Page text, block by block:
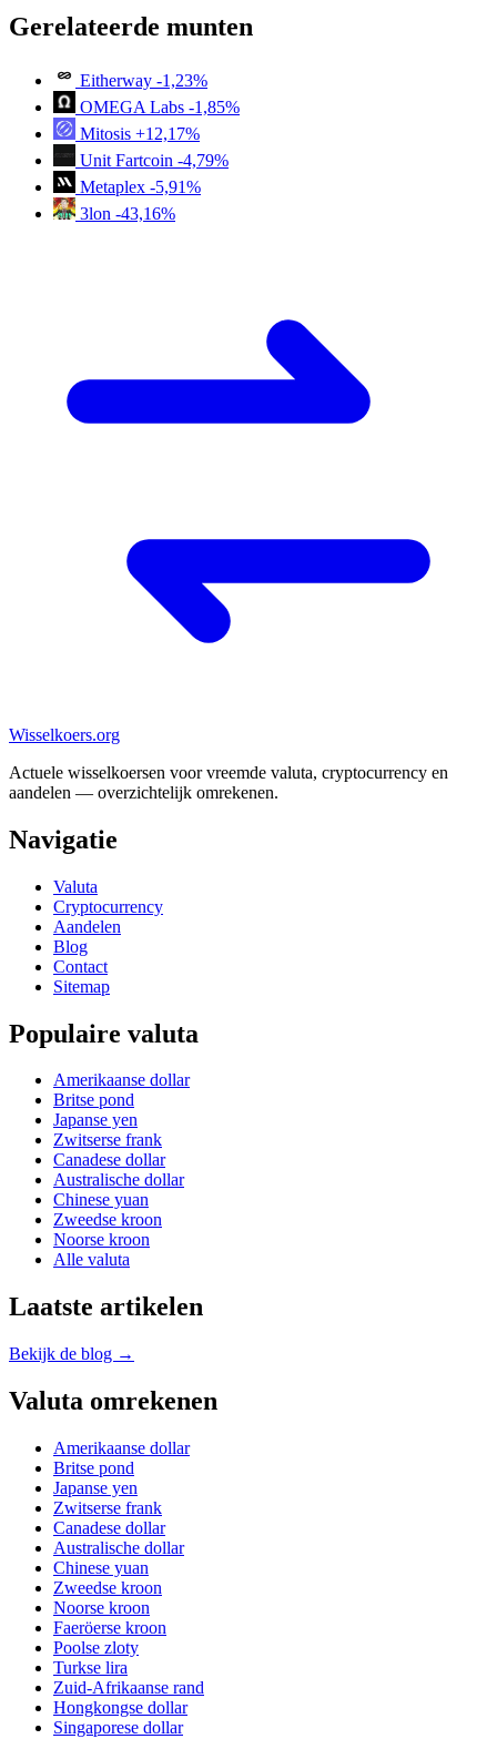
Gerelateerde munten
Eitherway -1,23%
OMEGA Labs -1,85%
Mitosis +12,17%
Unit Fartcoin -4,79%
Metaplex -5,91%
3lon -43,16%
Wisselkoers.org
Actuele wisselkoersen voor vreemde valuta, cryptocurrency en
aandelen — overzichtelijk omrekenen.
Navigatie
Valuta
Cryptocurrency
Aandelen
Blog
Contact
Sitemap
Populaire valuta
Amerikaanse dollar
Britse pond
Japanse yen
Zwitserse frank
Canadese dollar
Australische dollar
Chinese yuan
Zweedse kroon
Noorse kroon
Alle valuta
Laatste artikelen
Bekijk de blog →
Valuta omrekenen
Amerikaanse dollar
Britse pond
Japanse yen
Zwitserse frank
Canadese dollar
Australische dollar
Chinese yuan
Zweedse kroon
Noorse kroon
Faeröerse kroon
Poolse zloty
Turkse lira
Zuid-Afrikaanse rand
Hongkongse dollar
Singaporese dollar